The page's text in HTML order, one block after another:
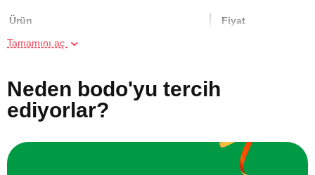
Ürün Fiyat
Aile için Gün Doğumunda Kumsalda At
Gezisi
Binicilik Kursu 8750 TL
Tamamını aç
Neden bodo'yu tercih
ediyorlar?